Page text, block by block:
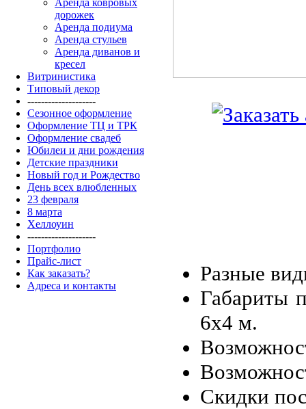
Аренда ковровых
дорожек
Аренда подиума
Аренда стульев
Аренда диванов и
кресел
Витринистика
Типовый декор
--------------------
Сезонное оформление
Оформление ТЦ и ТРК
Оформление свадеб
Юбилеи и дни рождения
Детские праздники
Новый год и Рождество
День всех влюбленных
23 февраля
8 марта
Хеллоуин
--------------------
Портфолио
Прайс-лист
Как заказать?
Адреса и контакты
Разные
Габариты
6x4 м.
Скидки